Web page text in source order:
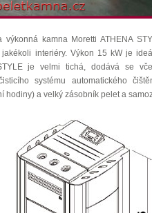
výkonná kamna Moretti ATHENA
interiéry. Výkon 15 kW je
je velmi tichá, dodává se
systému automatického
hodiny) a velký zásobník pelet a